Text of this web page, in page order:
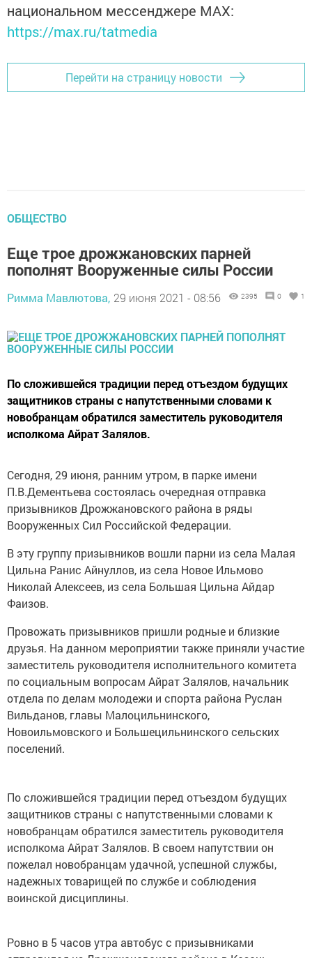
национальном мессенджере MАХ:
https://max.ru/tatmedia
Перейти на страницу новости
ОБЩЕСТВО
Еще трое дрожжановских парней
пополнят Вооруженные силы России
Римма Мавлютова, 29 июня 2021 - 08:56 2395 0 1
По сложившейся традиции перед отъездом будущих
защитников страны с напутственными словами к
новобранцам обратился заместитель руководителя
исполкома Айрат Залялов.
Сегодня, 29 июня, ранним утром, в парке имени
П.В.Дементьева состоялась очередная отправка
призывников Дрожжановского района в ряды
Вооруженных Сил Российской Федерации.
В эту группу призывников вошли парни из села Малая
Цильна Ранис Айнуллов, из села Новое Ильмово
Николай Алексеев, из села Большая Цильна Айдар
Фаизов.
Провожать призывников пришли родные и близкие
друзья. На данном мероприятии также приняли участие
заместитель руководителя исполнительного комитета
по социальным вопросам Айрат Залялов, начальник
отдела по делам молодежи и спорта района Руслан
Вильданов, главы Малоцильнинского,
Новоильмовского и Большецильнинского сельских
поселений.
По сложившейся традиции перед отъездом будущих
защитников страны с напутственными словами к
новобранцам обратился заместитель руководителя
исполкома Айрат Залялов. В своем напутствии он
пожелал новобранцам удачной, успешной службы,
надежных товарищей по службе и соблюдения
воинской дисциплины.
Ровно в 5 часов утра автобус с призывниками